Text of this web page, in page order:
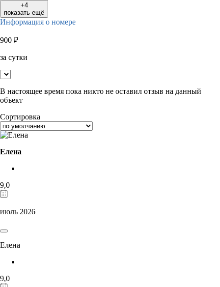
+4
показать ещё
Информация о номере
900 ₽
за сутки
В настоящее время пока никто не оставил отзыв на данный
объект
Сортировка
Елена
9,0
июль 2026
Елена
9,0